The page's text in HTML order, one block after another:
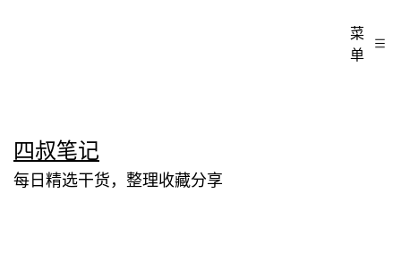
至
内
四叔笔记
每日精选干货，整理收藏分享
菜
单